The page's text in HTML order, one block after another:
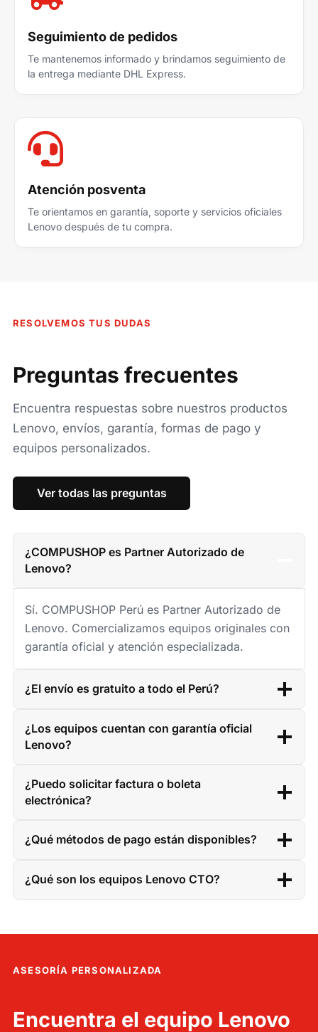
Seguimiento de pedidos
Te mantenemos informado y brindamos seguimiento de
la entrega mediante DHL Express.
Atención posventa
Te orientamos en garantía, soporte y servicios oficiales
Lenovo después de tu compra.
RESOLVEMOS TUS DUDAS
Preguntas frecuentes
Encuentra respuestas sobre nuestros productos
Lenovo, envíos, garantía, formas de pago y
equipos personalizados.
Ver todas las preguntas
¿COMPUSHOP es Partner Autorizado de
Lenovo?
Sí. COMPUSHOP Perú es Partner Autorizado de
Lenovo. Comercializamos equipos originales con
garantía oficial y atención especializada.
¿El envío es gratuito a todo el Perú?
¿Los equipos cuentan con garantía oficial
Lenovo?
¿Puedo solicitar factura o boleta
electrónica?
¿Qué métodos de pago están disponibles?
¿Qué son los equipos Lenovo CTO?
ASESORÍA PERSONALIZADA
Encuentra el equipo Lenovo